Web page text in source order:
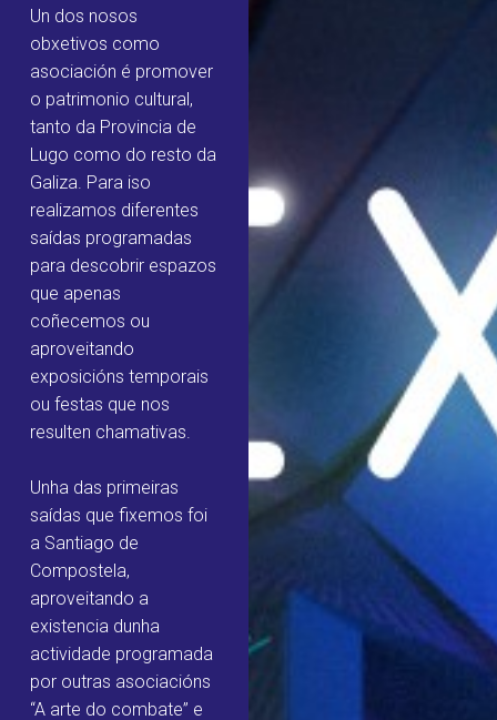
Un dos nosos
obxetivos como
asociación é promover
o patrimonio cultural,
tanto da Provincia de
Lugo como do resto da
Galiza. Para iso
realizamos diferentes
saídas programadas
para descobrir espazos
que apenas
coñecemos ou
aproveitando
exposicións temporais
ou festas que nos
resulten chamativas.
Unha das primeiras
saídas que fixemos foi
a Santiago de
Compostela,
aproveitando a
existencia dunha
actividade programada
por outras asociacións
“A arte do combate” e